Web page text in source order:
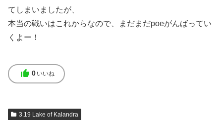
てしまいましたが、
本当の戦いはこれからなので、まだまだpoeがんばってい
くよー！
thumb_up 0 いいね
3.19 Lake of Kalandra